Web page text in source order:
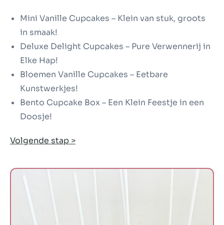
Mini Vanille Cupcakes – Klein van stuk, groots
in smaak!
Deluxe Delight Cupcakes – Pure Verwennerij in
Elke Hap!
Bloemen Vanille Cupcakes – Eetbare
Kunstwerkjes!
Bento Cupcake Box – Een Klein Feestje in een
Doosje!
Volgende stap >